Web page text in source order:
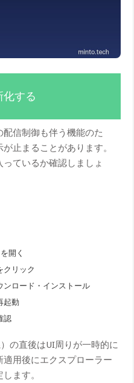
化する
信制御も伴う機能のた
止まることがあります。
ているか確認しましょ
開く
クリック
ンロード・インストール
起動
認
の直後はUI周りが一時的に
用後にエクスプローラー
ます。